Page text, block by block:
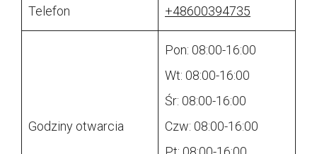
Telefon +48600394735
Godziny otwarcia
Pon: 08:00-16:00
Wt: 08:00-16:00
Śr: 08:00-16:00
Czw: 08:00-16:00